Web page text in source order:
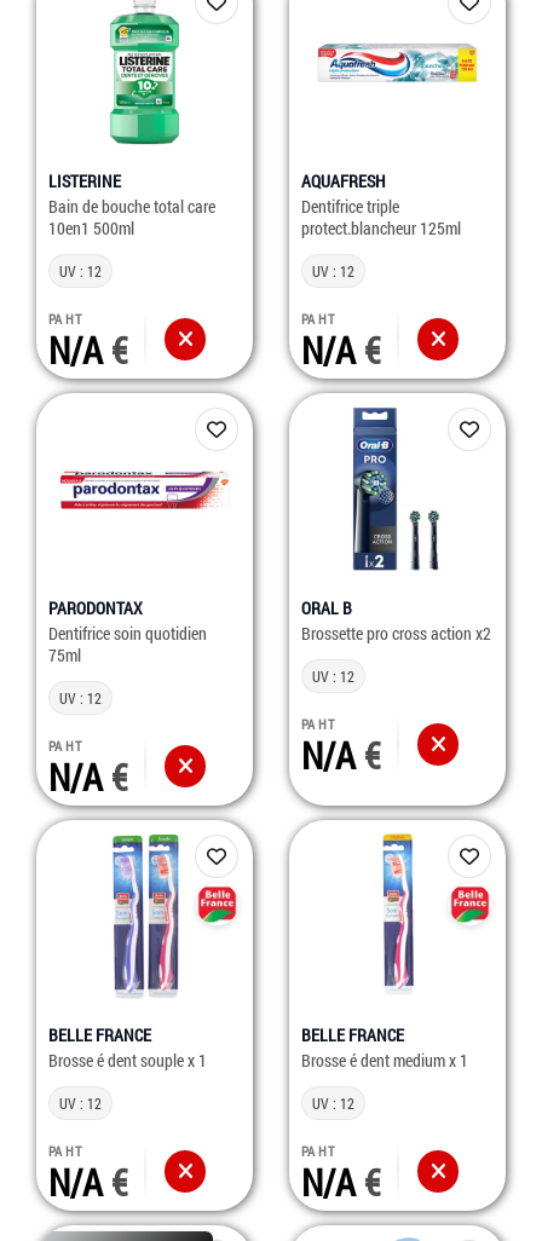
LISTERINE
Bain de bouche total care
10en1 500ml
UV : 12
PA HT
N/A
AQUAFRESH
Dentifrice triple
protect.blancheur 125ml
UV : 12
PA HT
N/A
PARODONTAX
Dentifrice soin quotidien
75ml
UV : 12
PA HT
N/A
ORAL B
Brossette pro cross action x2
UV : 12
PA HT
N/A
BELLE FRANCE
Brosse é dent souple x 1
UV : 12
PA HT
N/A
BELLE FRANCE
Brosse é dent medium x 1
UV : 12
PA HT
N/A